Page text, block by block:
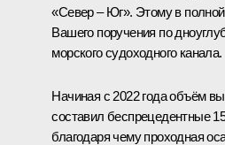
«Север – Юг». Этому в
Вашего поручения по
морского судоходного канала.
Начиная с 2022 года объём
составил беспрецедентные
благодаря чему проходная